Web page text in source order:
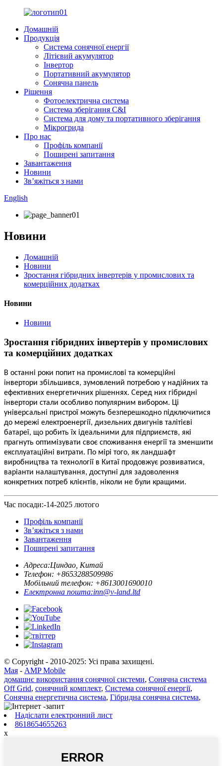
Домашній
Продукція
Система сонячної енергії
Літієвий акумулятор
Інвертор
Портативний акумулятор
Сонячна панель
Рішення
Фотоелектрична система
Система зберігання C&I
Система для дому та портативного зберігання
Мікрогрида
Про нас
Профіль компанії
Поширені запитання
Завантаження
Новини
Зв’яжіться з нами
English
Новини
Домашній
Новини
Зростання гібридних інвертерів у промислових та
комерційних додатках
Новини
Новини
Зростання гібридних інвертерів у промислових
та комерційних додатках
В останні роки попит на промислові та комерційні
інвертори збільшився, зумовлений потребою у надійних та
ефективних енергетичних рішеннях. Серед них гібридні
інвертори стали особливо популярним вибором. Ці
універсальні пристрої можуть безперешкодно підключитися
до мережі електроенергії, дизельних двигунів талітієві
батареї, що робить їх ідеальними для підприємств, які
прагнуть оптимізувати своє споживання енергії та зменшити
експлуатаційні витрати. По мірі того, як ландшафт
виробництва та технології в Китаї продовжує розвиватися,
варіанти налаштування, доступні для задоволення
конкретних потреб клієнтів, ніколи не були кращими.
Час посади:-14-2025 лютого
Профіль компанії
Зв’яжіться з нами
Завантаження
Поширені запитання
Адреса:Циндао, Китай
Телефон: +8653288509986
Мобільний телефон: +8613001690010
Електронна пошта:inn@v-land.ltd
© Copyright - 2010-2025: Усі права захищені.
Мая - AMP Mobile
домашнє використання сонячної системи, Сонячна система
Off Grid, сонячний комплект, Система сонячної енергії,
Сонячна енергетична система, Гібридна сонячна система,
Надіслати електронний лист
8618654655263
x